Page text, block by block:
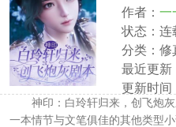
作者： 一
状态：连
分类：修
最近更新
更新时间
神印：白玲轩归来，创飞炮
一本情节与文笔俱佳的其他类型